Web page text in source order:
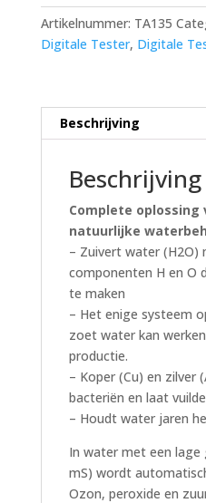
zwembad
tot
200.000
Artikelnummer: TA135
Digitale Tester, Digitale
Beschrijving
Beschrijving
Complete oplossing
natuurlijke
– Zuivert water (H2O)
componenten H en O
te maken
– Het enige systeem
zoet water kan
productie.
– Koper (Cu) en zilver
bacteriën en laat
– Houdt water jaren
In water met een lage
mS) wordt
Ozon, peroxide en